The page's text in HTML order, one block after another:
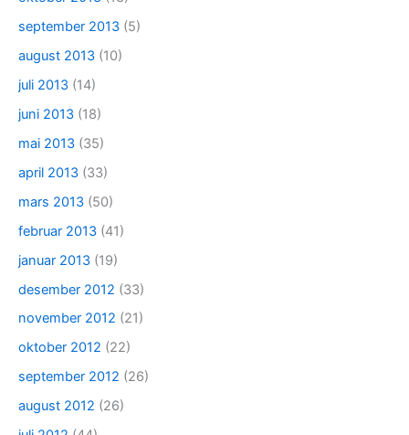
september 2013 (5)
august 2013 (10)
juli 2013 (14)
juni 2013 (18)
mai 2013 (35)
april 2013 (33)
mars 2013 (50)
februar 2013 (41)
januar 2013 (19)
desember 2012 (33)
november 2012 (21)
oktober 2012 (22)
september 2012 (26)
august 2012 (26)